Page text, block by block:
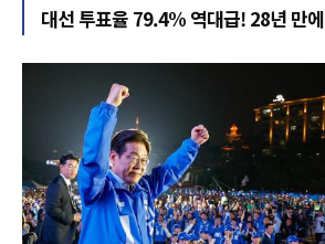
대선 투표율 79.4% 역대급! 28년 만